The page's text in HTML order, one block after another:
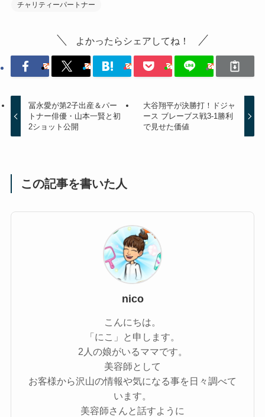
チャリティーパートナー
よかったらシェアしてね！
冨永愛が第2子出産＆パー
トナー俳優・山本一賢と初
2ショット公開
大谷翔平が決勝打！ドジャ
ース ブレーブス戦3-1勝利
で見せた価値
この記事を書いた人
nico
こんにちは。
「にこ」と申します。
2人の娘がいるママです。
美容師として
お客様から沢山の情報や気になる事を日々調べて
います。
美容師さんと話すように